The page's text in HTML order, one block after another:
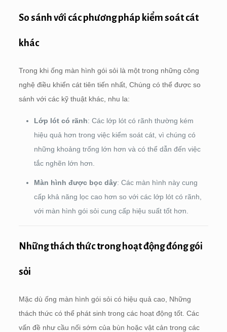
So sánh với các phương pháp kiểm soát cát
khác
Trong khi ống màn hình gói sỏi là một trong những công
nghệ điều khiển cát tiên tiến nhất, Chúng có thể được so
sánh với các kỹ thuật khác, nhu la:
Lớp lót có rãnh: Các lớp lót có rãnh thường kém
hiệu quả hơn trong việc kiểm soát cát, vì chúng có
những khoảng trống lớn hơn và có thể dẫn đến việc
tắc nghẽn lớn hơn.
Màn hình được bọc dây: Các màn hình này cung
cấp khả năng lọc cao hơn so với các lớp lót có rãnh,
với màn hình gói sỏi cung cấp hiệu suất tốt hơn.
Những thách thức trong hoạt động đóng gói
sỏi
Mặc dù ống màn hình gói sỏi có hiệu quả cao, Những
thách thức có thể phát sinh trong các hoạt động tốt. Các
vấn đề như cầu nối sớm của bùn hoặc vật cản trong các